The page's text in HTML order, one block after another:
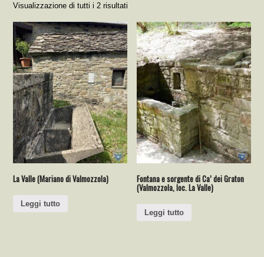
Visualizzazione di tutti i 2 risultati
La Valle (Mariano di Valmozzola)
Leggi tutto
Fontana e sorgente di Ca’ dei Graton
(Valmozzola, loc. La Valle)
Leggi tutto